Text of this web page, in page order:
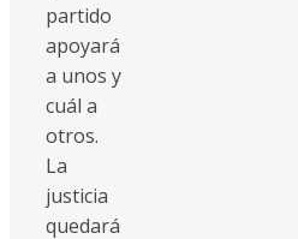
partido
apoyará
a unos y
cuál a
otros.
La
justicia
quedará